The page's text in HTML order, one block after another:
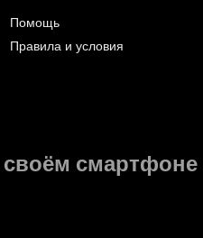
Помощь
Правила и условия
смартфоне